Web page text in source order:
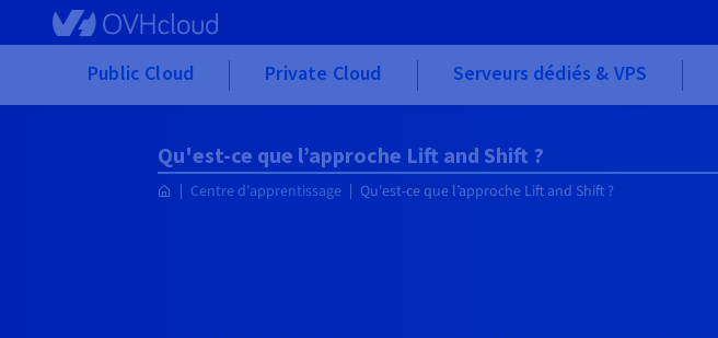
Skip to main content
Public Cloud Private Cloud Serveurs dédiés & VPS
Qu'est-ce que l’approche Lift and Shift ?
Centre d'apprentissage Qu'est-ce que l’approche Lift and Shift ?